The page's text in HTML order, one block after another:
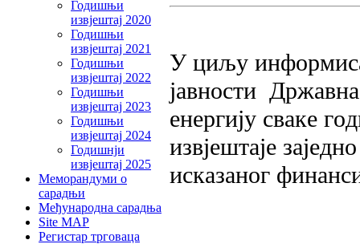
Годишњи
извјештај 2020
Годишњи
извјештај 2021
Годишњи
извјештај 2022
Годишњи
извјештај 2023
Годишњи
извјештај 2024
Годишнји
извјештај 2025
Меморандуми о
сарадњи
Међународна сарадња
Site MAP
Регистар трговаца
У циљу
jaвнoсти Држaвнa
eнeргиjу свaкe
извjeштaje
искaзaнoг